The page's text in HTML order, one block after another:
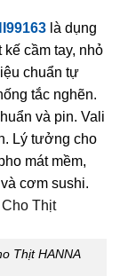
là dụng
cầm tay, nhỏ
chuẩn tự
tắc nghẽn.
và pin. Vali
Lý tưởng cho
mát mềm,
cơm sushi.
Thịt HANNA